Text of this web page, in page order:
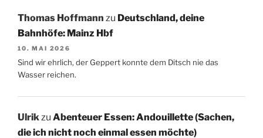
Thomas Hoffmann zu Deutschland, deine
Bahnhöfe: Mainz Hbf
10. MAI 2026
Sind wir ehrlich, der Geppert konnte dem Ditsch nie das
Wasser reichen.
Ulrikzu Abenteuer Essen: Andouillette (Sachen,
die ich nicht noch einmal essen möchte)